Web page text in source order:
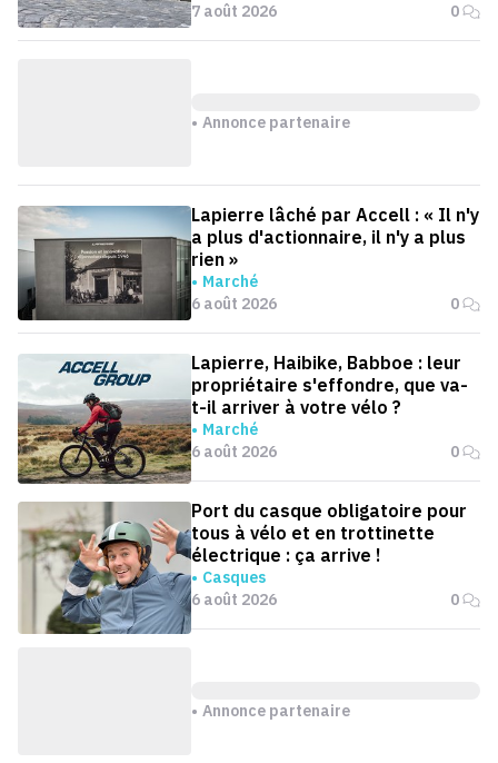
7 août 2026
0
Annonce partenaire
Lapierre lâché par Accell : « Il n'y
a plus d'actionnaire, il n'y a plus
rien »
Marché
6 août 2026
0
Lapierre, Haibike, Babboe : leur
propriétaire s'effondre, que va-
t-il arriver à votre vélo ?
Marché
6 août 2026
0
Port du casque obligatoire pour
tous à vélo et en trottinette
électrique : ça arrive !
Casques
6 août 2026
0
Annonce partenaire